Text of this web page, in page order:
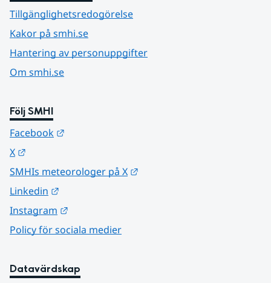
Tillgänglighetsredogörelse
Kakor på smhi.se
Hantering av personuppgifter
Om smhi.se
Följ SMHI
Facebook
X
SMHIs meteorologer på X
Linkedin
Instagram
Policy för sociala medier
Datavärdskap